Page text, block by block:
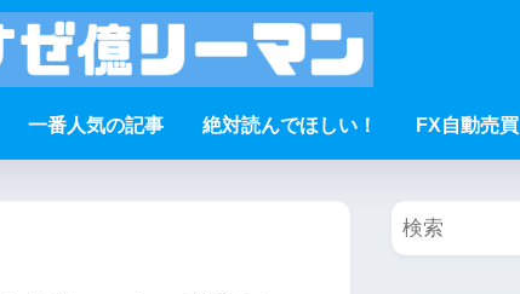
一番人気の記事 絶対読んでほしい！ FX自動売買